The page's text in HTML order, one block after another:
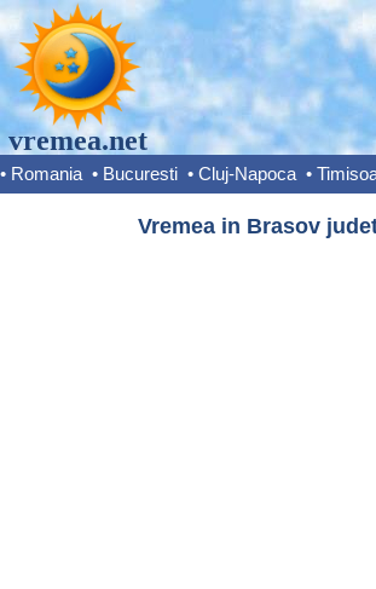
vremea.net
• Romania • Bucuresti • Cluj-Napoca •
Vremea in Brasov